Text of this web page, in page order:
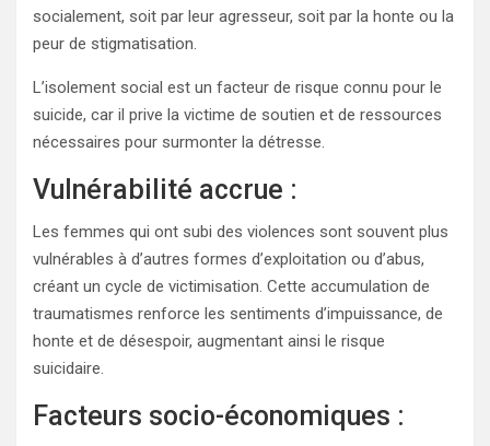
socialement, soit par leur agresseur, soit par la honte ou la
peur de stigmatisation.
L’isolement social est un facteur de risque connu pour le
suicide, car il prive la victime de soutien et de ressources
nécessaires pour surmonter la détresse.
Vulnérabilité accrue :
Les femmes qui ont subi des violences sont souvent plus
vulnérables à d’autres formes d’exploitation ou d’abus,
créant un cycle de victimisation. Cette accumulation de
traumatismes renforce les sentiments d’impuissance, de
honte et de désespoir, augmentant ainsi le risque
suicidaire.
Facteurs socio-économiques :